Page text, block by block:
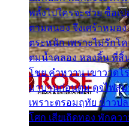
พลั้งไปใครจะช่วย ซื้อเ
ตามสนอง จึงเศร้าหมอ
ตระหนัก เพราะไม่รักโ
ตมน้ำคลอง หลงลิ้น ที่สิ้
โชย คำหวาน เขาวาดโ
มาบานก่อนตูม ดุจไฟสุม
เพราะตรอมฤทัย ข้าวป
โศก เสียเถิดทอง พักคว